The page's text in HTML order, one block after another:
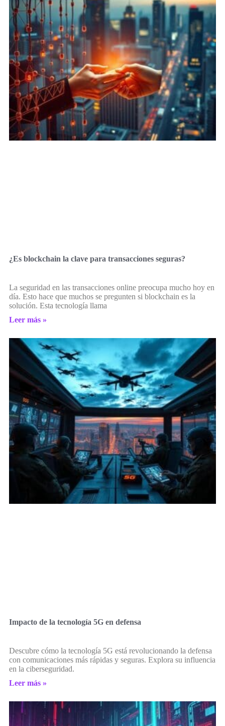
¿Es blockchain la clave para transacciones seguras?
La seguridad en las transacciones online preocupa mucho hoy en
día. Esto hace que muchos se pregunten si blockchain es la
solución. Esta tecnología llama
Leer más »
Impacto de la tecnología 5G en defensa
Descubre cómo la tecnología 5G está revolucionando la defensa
con comunicaciones más rápidas y seguras. Explora su influencia
en la ciberseguridad.
Leer más »